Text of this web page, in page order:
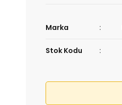
Marka
Stok Kodu